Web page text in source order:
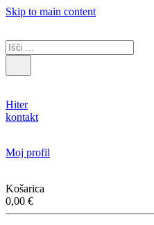
Skip to main content
Hiter
kontakt
Moj profil
Košarica
0,00 €